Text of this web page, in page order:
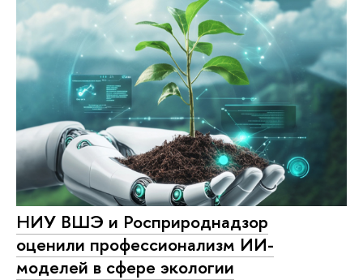
НИУ ВШЭ и Росприроднадзор
оценили профессионализм ИИ-
моделей в сфере экологии